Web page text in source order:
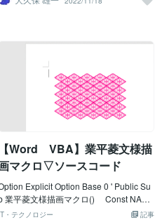
画数 ' Const KNZWSWAN = 30
OCWD = (20 * KNZWSWMG) '円弧幅
Const KNZWOCPT = (8 * KNZWSWMG)
'円弧間隔 Const KNZWOCCN = 4
'円弧の数 Const KNZWOCAG =
0.1 '円弧の厚み Const KNZWOCHT
= 1.1 '(円弧/渦巻)の高さ Const KNZ
WHSPC = 1.25 '(行/円弧)の高さ '
Const KNZWLNWE = 0.75 '渦巻線の
太さ '---------------------------------------------
Dim Ip As Integ
Jp As Integer Dim Kp As Integer, Lp
Integer
【Word VBA】業平菱文様描
マクロ▽ソースコード
Explicit Option Base 0 ' Public Su
業平菱文様描画マクロ() Const NARI
= 90 '描画開始位置Ｘ
記事
・テクノロジー